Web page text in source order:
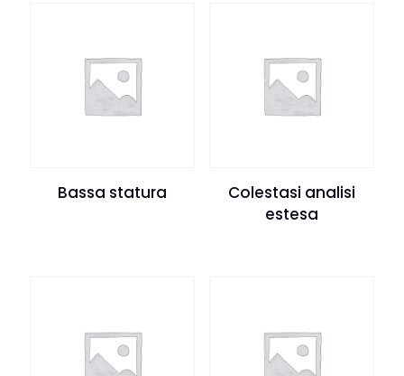
Bassa statura
Colestasi analisi
estesa